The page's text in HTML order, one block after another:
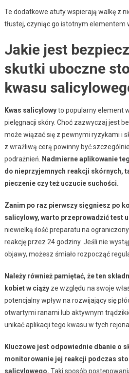
Te dodatkowe atuty wspierają walkę z
tłustej, czyniąc go istotnym elementem
Jakie jest
skutki uboczne
kwasu
Kwas salicylowyto popularny element
pielęgnacji skóry. Choć zazwyczaj jest
może wiązać się z pewnymi ryzykami i
z wrażliwą cerą powinny być
podrażnień. Nadmierne aplikowanie
do nieprzyjemnych reakcji skórnych,
pieczenie czy też uczucie suchości.
Zanim po raz pierwszy sięgniesz po
salicylowy, warto przeprowadzić test
niewielką ilość preparatu na
reakcję przez 24 godziny. Jeśli nie
objawy, możesz śmiało rozpocząć
Należy również pamiętać, że ten
kobiet w ciążyze względu na swoje
potencjalny wpływ na rozwijający się
otwartymi ranami lub aktywnym
unikać aplikacji tego kwasu w tych
Kluczowe jest odpowiednie dbanie o
monitorowanie jej reakcji podczas
salicylowego. Taki sposób